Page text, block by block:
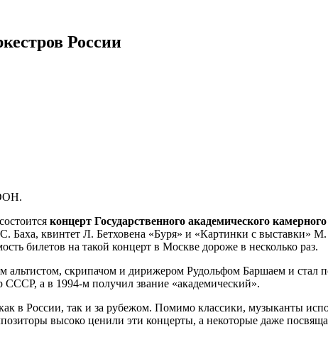
России
концерт Государственного академического камерного
квинтет Л. Бетховена «Буря» и «Картинки с выставки»
билетов на такой концерт в Москве дороже в несколько раз.
альтистом, скрипачом и дирижером Рудольфом Баршаем и
а в 1994-м получил звание «академический».
в России, так и за рубежом. Помимо классики, музыканты
высоко ценили эти концерты, а некоторые даже